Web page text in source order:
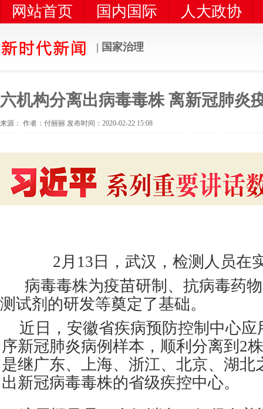
网站首页 国内国际
人大政协
| 国家治理
六机构分离出病毒毒株 离新冠肺炎
来源： 作者：付丽丽 发布时间：2020-02-22 15:08
2月13日，武汉，检测人员在
病毒毒株为疫苗研制、抗病毒药
测试剂的研发等奠定了基础。
近日，安徽省疾病预防控制中心
序新冠肺炎病例样本，顺利分离到2
是继广东、上海、浙江、北京、湖北
出新冠病毒毒株的省级疾控中心。